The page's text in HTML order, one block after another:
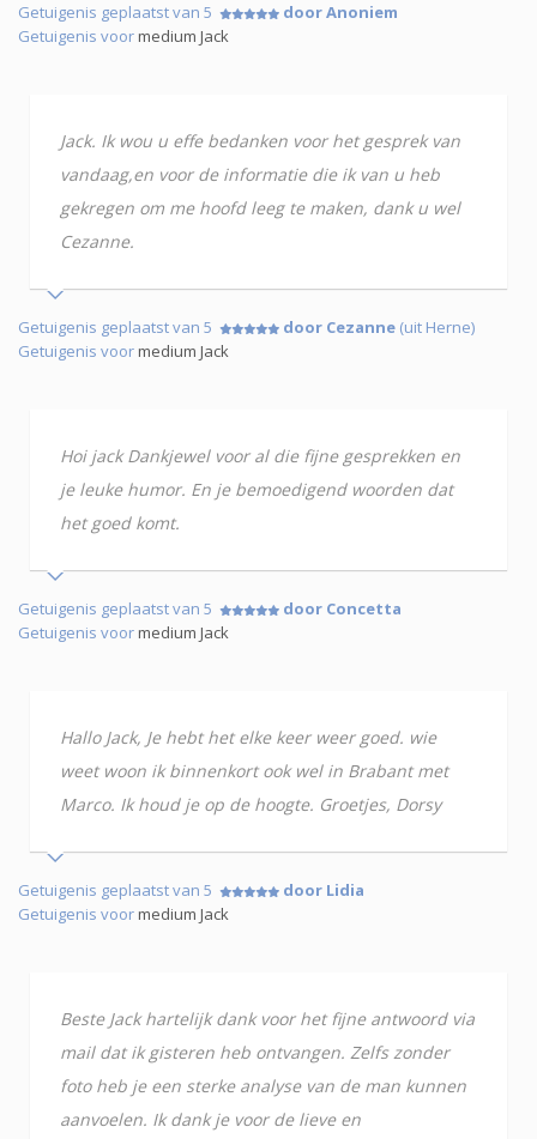
Getuigenis geplaatst van 5
door Anoniem
Getuigenis voormedium Jack
Jack. Ik wou u effe bedanken voor het gesprek van
vandaag,en voor de informatie die ik van u heb
gekregen om me hoofd leeg te maken, dank u wel
Cezanne.
Getuigenis geplaatst van 5 door Cezanne (uit Herne)
Getuigenis voormedium Jack
Hoi jack Dankjewel voor al die fijne gesprekken en
je leuke humor. En je bemoedigend woorden dat
het goed komt.
Getuigenis geplaatst van 5
door Concetta
Getuigenis voormedium Jack
Hallo Jack, Je hebt het elke keer weer goed. wie
weet woon ik binnenkort ook wel in Brabant met
Marco. Ik houd je op de hoogte. Groetjes, Dorsy
Getuigenis geplaatst van 5
door Lidia
Getuigenis voormedium Jack
Beste Jack hartelijk dank voor het fijne antwoord via
mail dat ik gisteren heb ontvangen. Zelfs zonder
foto heb je een sterke analyse van de man kunnen
aanvoelen. Ik dank je voor de lieve en